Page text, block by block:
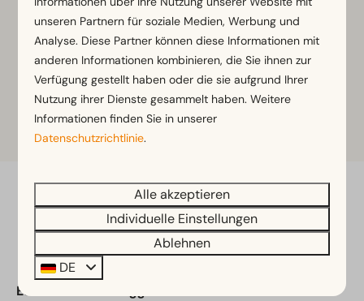
auf den Märkten in Klagenfurt zu, die neben frischem
Obst und Gemüse auch Gewürze und Balkonblumen
feilbieten.
Mehr Informationen
Bezahle sicher
EuroParcs Pressegger See
unseren Partnern für soziale Medien, Werbung und
Analyse. Diese Partner können diese Informationen mit
anderen Informationen kombinieren, die Sie ihnen zur
Verfügung gestellt haben oder die sie aufgrund Ihrer
Nutzung ihrer Dienste gesammelt haben. Weitere
Informationen finden Sie in unserer
Datenschutzrichtlinie.
Alle akzeptieren
Individuelle Einstellungen
Ablehnen
DE